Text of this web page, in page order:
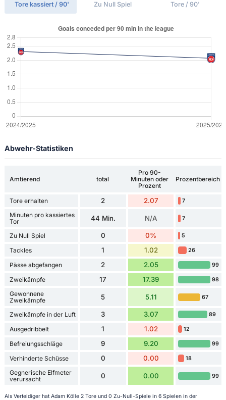
Tore kassiert / 90' Zu Null Spiel Tore / 90'
Abwehr-Statistiken
Amtierend total
Pro 90-
Minuten oder
Prozent
Prozentbereich
Tore erhalten 2 2.07 7
Minuten pro kassiertes
Tor
44 Min. N/A 7
Zu Null Spiel 0 0% 5
Tackles 1 1.02 26
Pässe abgefangen 2 2.05 99
Zweikämpfe 17 17.39 98
Gewonnene
Zweikämpfe
5 5.11 67
Zweikämpfe in der Luft 3 3.07 89
Ausgedribbelt 1 1.02 12
Befreiungsschläge 9 9.20 99
Verhinderte Schüsse 0 0.00 18
Gegnerische Elfmeter
verursacht
0 0.00 99
Als Verteidiger hat Adam Kölle 2 Tore und 0 Zu-Null-Spiele in 6 Spielen in der